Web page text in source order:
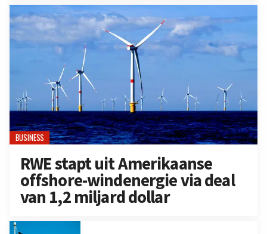
BUSINESS
RWE stapt uit Amerikaanse
offshore-windenergie via deal
van 1,2 miljard dollar